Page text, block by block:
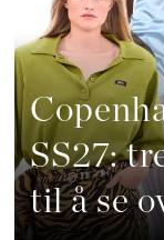
SS27:
til å se